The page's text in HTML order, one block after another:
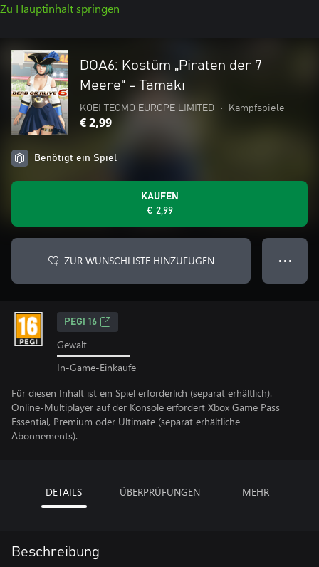
Zu Hauptinhalt springen
DOA6: Kostüm „Piraten der 7
Meere“ - Tamaki
KOEI TECMO EUROPE LIMITED • Kampfspiele
€ 2,99
Benötigt ein Spiel
KAUFEN
€ 2,99
ZUR WUNSCHLISTE HINZUFÜGEN ● ● ●
PEGI 16
Gewalt
In-Game-Einkäufe
Für diesen Inhalt ist ein Spiel erforderlich (separat erhältlich).
Online-Multiplayer auf der Konsole erfordert Xbox Game Pass
Essential, Premium oder Ultimate (separat erhältliche
Abonnements).
DETAILS ÜBERPRÜFUNGEN MEHR
Beschreibung